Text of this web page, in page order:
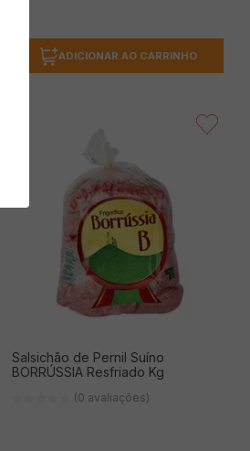
ADICIONAR AO CARRINHO
Salsichão de Pernil Suíno
BORRÚSSIA Resfriado Kg
(0 avaliações)